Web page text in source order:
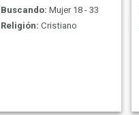
Buscando: Mujer 18 - 33
Religión: Cristiano